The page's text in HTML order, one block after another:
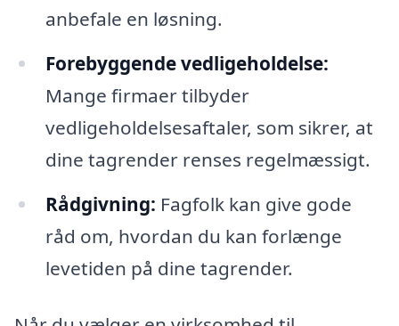
anbefale en løsning.
Forebyggende vedligeholdelse:
Mange firmaer tilbyder
vedligeholdelsesaftaler, som sikrer, at
dine tagrender renses regelmæssigt.
Rådgivning: Fagfolk kan give gode
råd om, hvordan du kan forlænge
levetiden på dine tagrender.